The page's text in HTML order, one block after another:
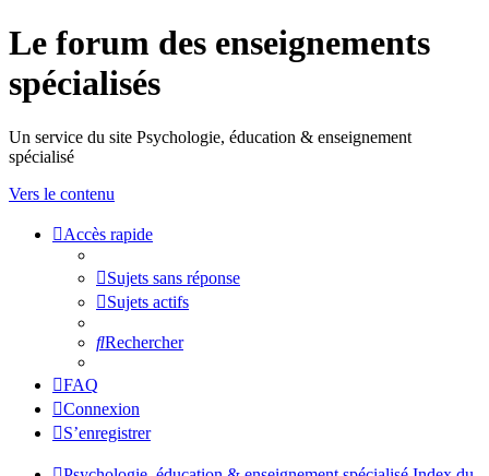
Le forum des enseignements
spécialisés
Un service du site Psychologie, éducation & enseignement
spécialisé
Vers le contenu
Accès rapide
Sujets sans réponse
Sujets actifs
Rechercher
FAQ
Connexion
S’enregistrer